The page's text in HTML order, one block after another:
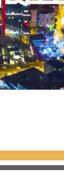
المحيطة بالمشروع.
مسافة 5 دقائق فقط.